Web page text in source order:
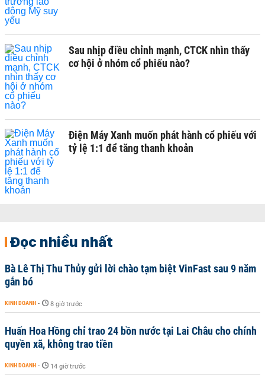
Sau nhịp điều chỉnh mạnh, CTCK nhìn thấy
cơ hội ở nhóm cổ phiếu nào?
Điện Máy Xanh muốn phát hành cổ phiếu với
tỷ lệ 1:1 để tăng thanh khoản
Đọc nhiều nhất
Bà Lê Thị Thu Thủy gửi lời chào tạm biệt VinFast sau 9 năm
gắn bó
KINH DOANH - 8 giờ trước
Huấn Hoa Hồng chỉ trao 24 bồn nước tại Lai Châu cho chính
quyền xã, không trao tiền
KINH DOANH - 14 giờ trước